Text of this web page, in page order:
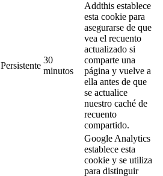
Persistente
30
minutos
Addthis establece
esta cookie para
asegurarse de que
vea el recuento
actualizado si
comparte una
página y vuelve a
ella antes de que
se actualice
nuestro caché de
recuento
compartido.
Google Analytics
establece esta
cookie y se utiliza
para distinguir